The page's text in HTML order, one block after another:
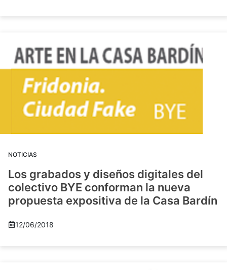
NOTICIAS
Los grabados y diseños digitales del
colectivo BYE conforman la nueva
propuesta expositiva de la Casa Bardín
12/06/2018